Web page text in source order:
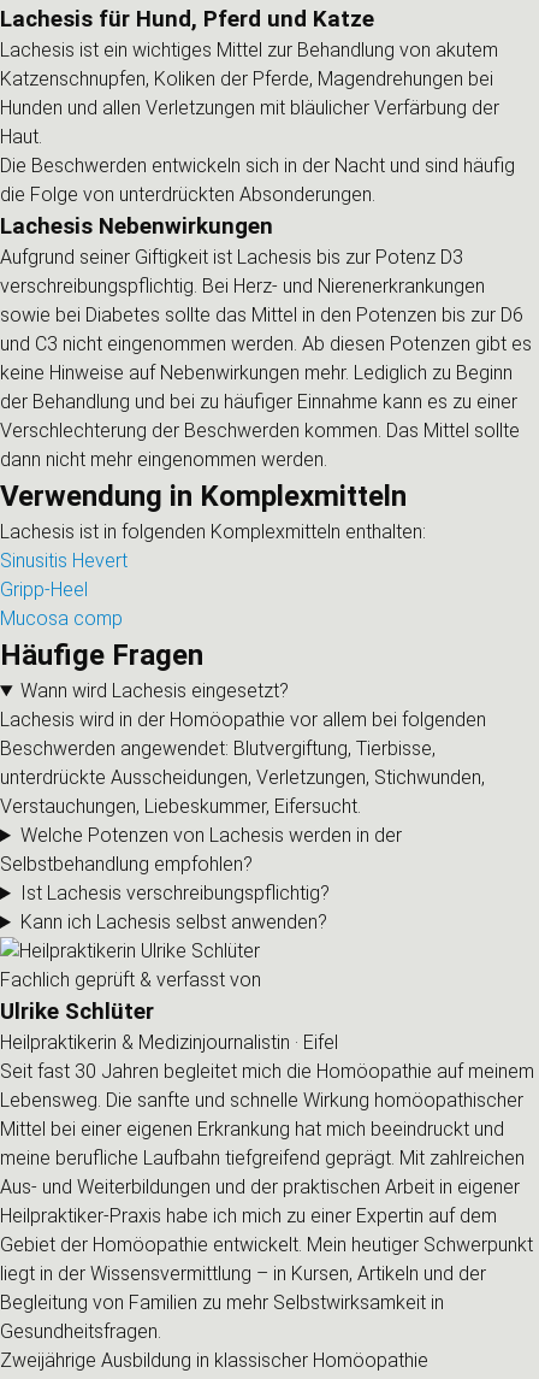
Lachesis für Hund, Pferd und Katze
Lachesis ist ein wichtiges Mittel zur Behandlung von akutem
Katzenschnupfen, Koliken der Pferde, Magendrehungen bei
Hunden und allen Verletzungen mit bläulicher Verfärbung der
Haut.
Die Beschwerden entwickeln sich in der Nacht und sind häufig
die Folge von unterdrückten Absonderungen.
Lachesis Nebenwirkungen
Aufgrund seiner Giftigkeit ist Lachesis bis zur Potenz D3
verschreibungspflichtig. Bei Herz- und Nierenerkrankungen
sowie bei Diabetes sollte das Mittel in den Potenzen bis zur D6
und C3 nicht eingenommen werden. Ab diesen Potenzen gibt es
keine Hinweise auf Nebenwirkungen mehr. Lediglich zu Beginn
der Behandlung und bei zu häufiger Einnahme kann es zu einer
Verschlechterung der Beschwerden kommen. Das Mittel sollte
dann nicht mehr eingenommen werden.
Verwendung in Komplexmitteln
Lachesis ist in folgenden Komplexmitteln enthalten:
Sinusitis Hevert
Gripp-Heel
Mucosa comp
Häufige Fragen
Wann wird Lachesis eingesetzt?
Lachesis wird in der Homöopathie vor allem bei folgenden
Beschwerden angewendet: Blutvergiftung, Tierbisse,
unterdrückte Ausscheidungen, Verletzungen, Stichwunden,
Verstauchungen, Liebeskummer, Eifersucht.
Welche Potenzen von Lachesis werden in der
Selbstbehandlung empfohlen?
Ist Lachesis verschreibungspflichtig?
Kann ich Lachesis selbst anwenden?
Fachlich geprüft & verfasst von
Ulrike Schlüter
Heilpraktikerin & Medizinjournalistin · Eifel
Seit fast 30 Jahren begleitet mich die Homöopathie auf meinem
Lebensweg. Die sanfte und schnelle Wirkung homöopathischer
Mittel bei einer eigenen Erkrankung hat mich beeindruckt und
meine berufliche Laufbahn tiefgreifend geprägt. Mit zahlreichen
Aus- und Weiterbildungen und der praktischen Arbeit in eigener
Heilpraktiker-Praxis habe ich mich zu einer Expertin auf dem
Gebiet der Homöopathie entwickelt. Mein heutiger Schwerpunkt
liegt in der Wissensvermittlung – in Kursen, Artikeln und der
Begleitung von Familien zu mehr Selbstwirksamkeit in
Gesundheitsfragen.
Zweijährige Ausbildung in klassischer Homöopathie